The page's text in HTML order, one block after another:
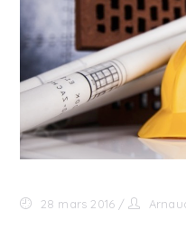
28 mars 2016